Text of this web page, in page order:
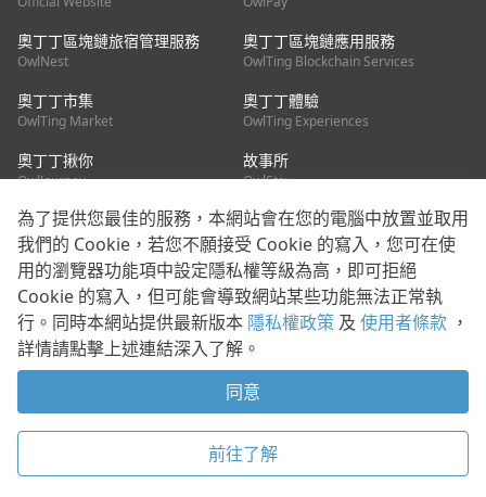
奧丁丁區塊鏈旅宿管理服務
OwlNest
奧丁丁區塊鏈應用服務
OwlTing Blockchain Services
奧丁丁市集
OwlTing Market
奧丁丁體驗
OwlTing Experiences
奧丁丁揪你
OwlJourney
故事所
OwlStay
聯絡我們
客服信箱：mediapartner@owlting.com
服務信箱 / 廣告洽詢：info_owlnews@owlting.com
媒體合作 / 新聞稿提供：mediapartner@owlting.com
本平台之內容符合第三方智慧財產權規範，若有疑慮歡迎來信告
使用者條款 隱私權政策 Cookie 政策
為了提供您最佳的服務，本網站會在您的電腦中放置並取用
我們的 Cookie，若您不願接受 Cookie 的寫入，您可在使
用的瀏覽器功能項中設定隱私權等級為高，即可拒絕
Cookie 的寫入，但可能會導致網站某些功能無法正常執
行。同時本網站提供最新版本 隱私權政策 及 使用者條款 ，
詳情請點擊上述連結深入了解。
同意
前往了解
打開 App 享受舒適閱讀